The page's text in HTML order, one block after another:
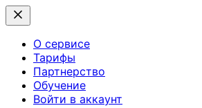
О сервисе
Тарифы
Партнерство
Обучение
Войти в аккаунт